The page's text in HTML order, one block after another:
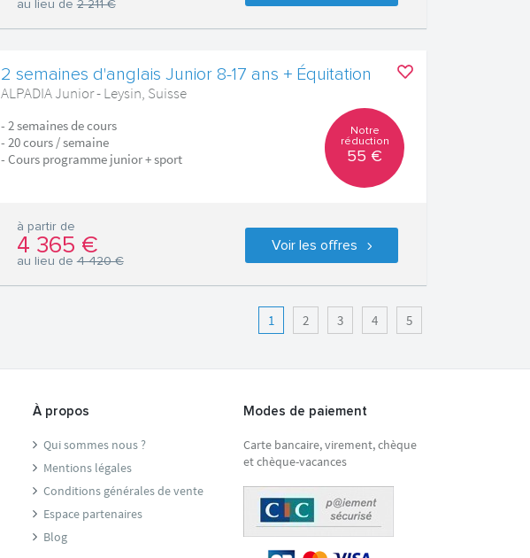
au lieu de2 211 €
2 semaines d'anglais Junior 8-17 ans + Équitation
ALPADIA Junior - Leysin, Suisse
- 2 semaines de cours
- 20 cours / semaine
- Cours programme junior + sport
Notre
réduction
55 €
Voir les offres
à partir de
4 365 €
au lieu de4 420 €
1 2 3 4 5
À propos
Qui sommes nous ?
Mentions légales
Conditions générales de vente
Espace partenaires
Blog
Modes de paiement
Carte bancaire, virement, chèque
et chèque-vacances